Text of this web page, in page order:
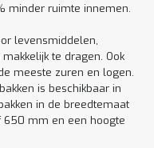
minder ruimte innemen.
levensmiddelen,
te dragen. Ook
meeste zuren en logen.
is beschikbaar in
in de breedtemaat
mm en een hoogte